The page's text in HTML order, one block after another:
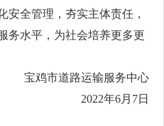
安全管理，夯实主体责任，
务水平，为社会培养更多更
宝鸡市道路运输服务中心
2022年6月7日